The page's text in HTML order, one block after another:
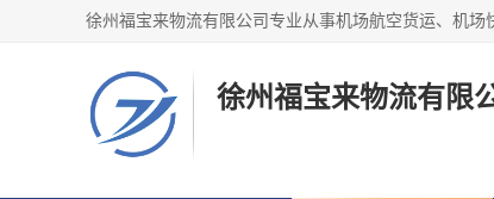
徐州福宝来物流有限